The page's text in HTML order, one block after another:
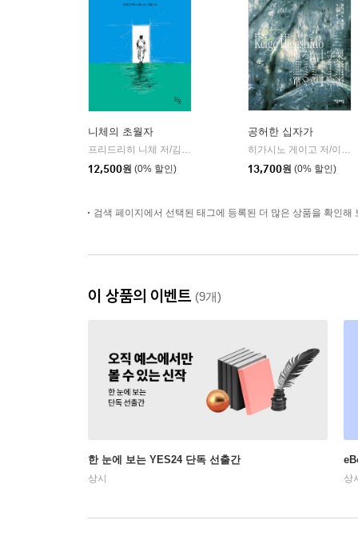
니체의 초월자
프리드리히 니체 저/김철 편역
12,500원 (0% 할인)
공허한 십자가
히가시노 게이고 저/이선희 역
13,700원 (0% 할인)
검색 페이지에서 선택된 태그에 등록된 더 많은 상품을 확인해
이 상품의 이벤트 (9개)
한 눈에 보는 YES24 단독 선출간
상시 상